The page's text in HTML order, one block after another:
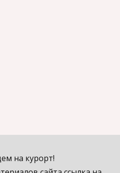
на курорт!